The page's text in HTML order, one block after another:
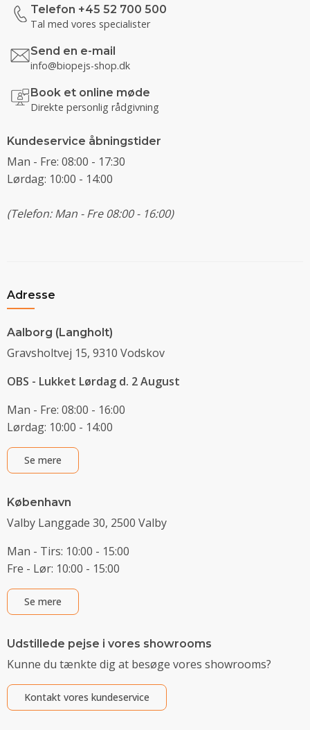
Telefon +45 52 700 500
Tal med vores specialister
Send en e-mail
info@biopejs-shop.dk
Book et online møde
Direkte personlig rådgivning
Kundeservice åbningstider
Man - Fre: 08:00 - 17:30
Lørdag: 10:00 - 14:00
(Telefon: Man - Fre 08:00 - 16:00)
Adresse
Aalborg (Langholt)
Gravsholtvej 15, 9310 Vodskov
OBS - Lukket Lørdag d. 2 August
Man - Fre: 08:00 - 16:00
Lørdag: 10:00 - 14:00
Se mere
København
Valby Langgade 30, 2500 Valby
Man - Tirs: 10:00 - 15:00
Fre - Lør: 10:00 - 15:00
Se mere
Udstillede pejse i vores showrooms
Kunne du tænkte dig at besøge vores showrooms?
Kontakt vores kundeservice